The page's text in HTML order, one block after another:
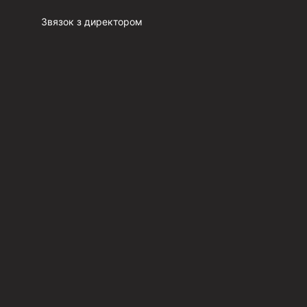
Звязок з директором